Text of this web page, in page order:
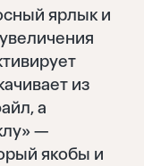
ярлык и
из
а
—
якобы и